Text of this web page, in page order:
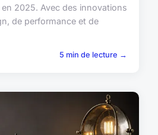
2025. Avec des innovations
de performance et de
5 min de lecture →